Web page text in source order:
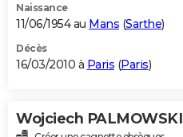
Naissance
11/06/1954 au Mans (Sarthe)
Décès
16/03/2010 à Paris (Paris)
Wojciech PALMOWSKI